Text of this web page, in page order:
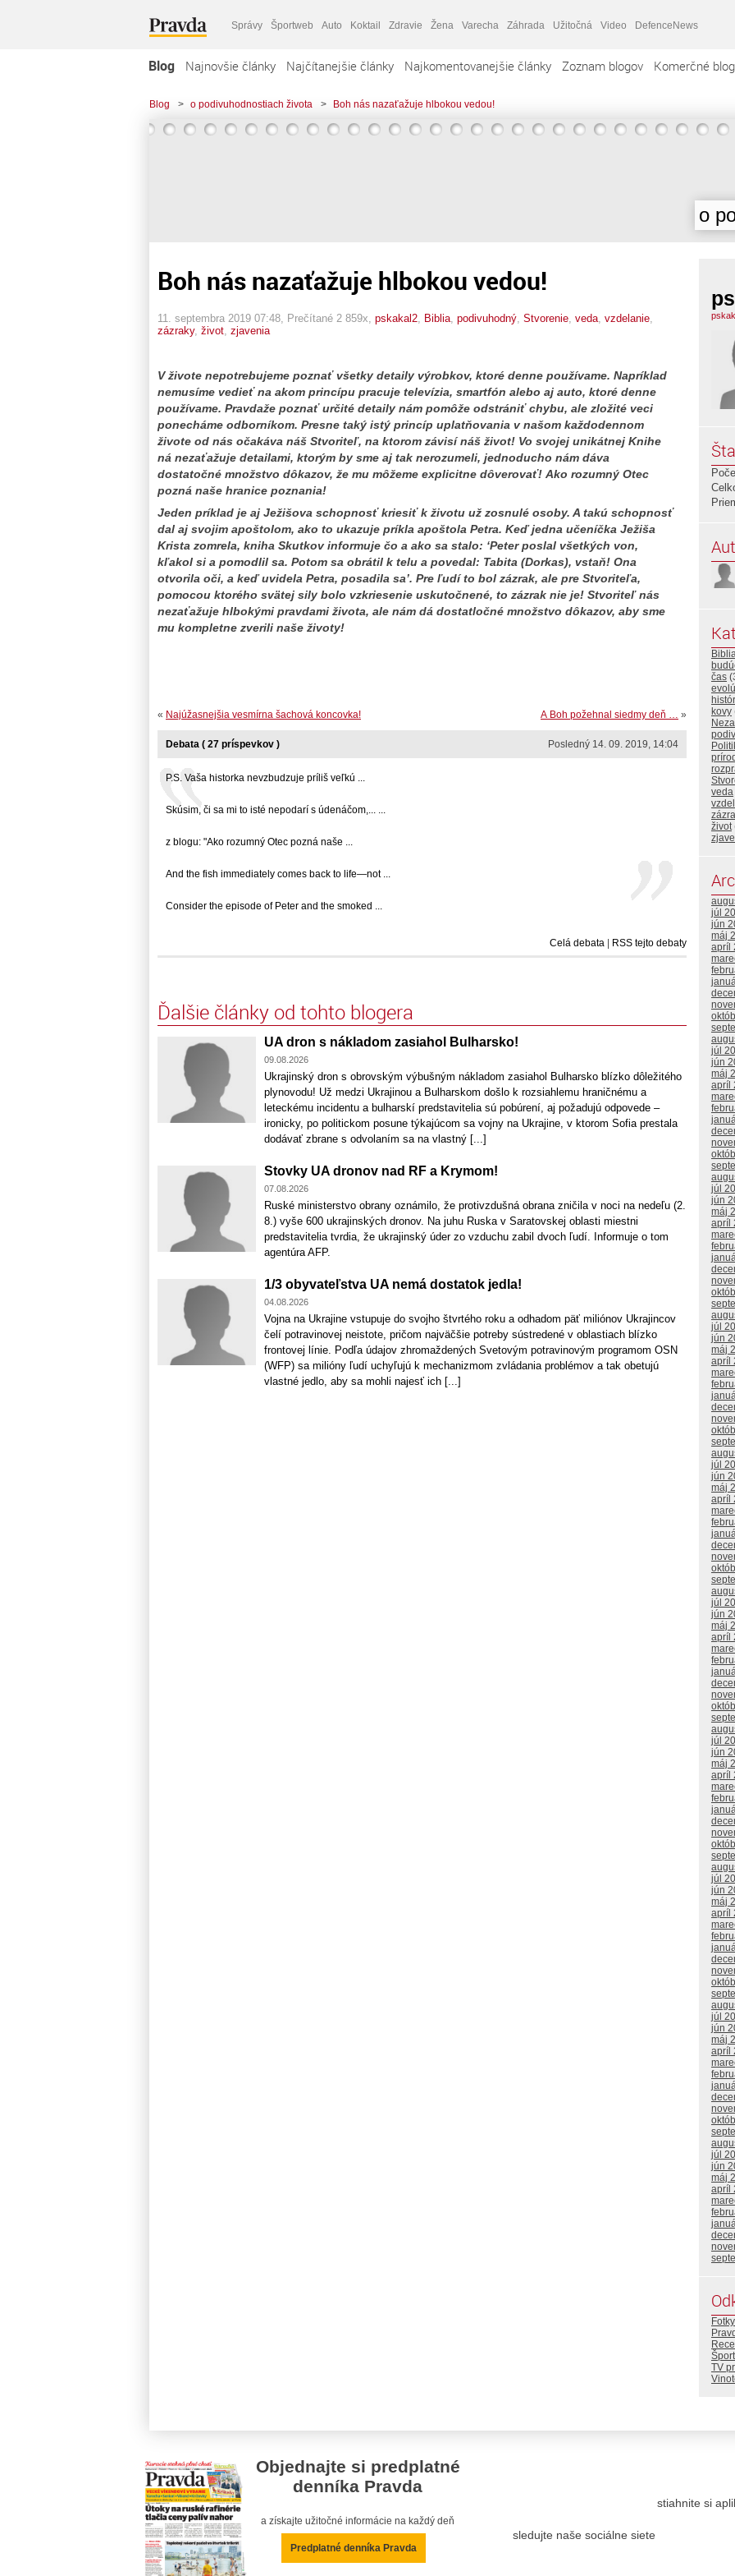
Správy Športweb Auto Koktail Zdravie Žena Varecha Záhrada Užitočná Video DefenceNews
Blog Najnovšie články Najčítanejšie články Najkomentovanejšie články Zoznam blogov Komerčné
Blog > o podivuhodnostiach života > Boh nás nazaťažuje hlbokou vedou!
o
Boh nás nazaťažuje hlbokou vedou!
11. septembra 2019 07:48 , Prečítané 2 859x, pskakal2 Biblia podivuhodný Stvorenie veda vzdelanie
zázraky, život zjavenia
V živote nepotrebujeme poznať všetky detaily výrobkov, ktoré denne používame. Napríklad
nemusíme vedieť na akom princípu pracuje televízia, smartfón alebo aj auto, ktoré denne
používame. Pravdaže poznať určité detaily nám pomôže odstrániť chybu, ale zložité veci
ponecháme odborníkom. Presne taký istý princíp uplatňovania v našom každodennom
živote od nás očakáva náš Stvoriteľ, na ktorom závisí náš život! Vo svojej unikátnej Knihe
ná nezaťažuje detailami, ktorým by sme aj tak nerozumeli, jednoducho nám dáva
dostatočné množstvo dôkazov, že mu môžeme explicitne dôverovať! Ako rozumný Otec
pozná naše hranice poznania!
Jeden príklad je aj Ježišova schopnosť kriesiť k životu už zosnulé osoby. A takú schopnosť
dal aj svojim apoštolom, ako to ukazuje príkla apoštola Petra. Keď jedna učeníčka Ježiša
Krista zomrela, kniha Skutkov informuje čo a ako sa stalo: ‘Peter poslal všetkých von,
kľakol si a pomodlil sa. Potom sa obrátil k telu a povedal: Tabita (Dorkas), vstaň! Ona
otvorila oči, a keď uvidela Petra, posadila sa’. Pre ľudí to bol zázrak, ale pre Stvoriteľa,
pomocou ktorého svätej sily bolo vzkriesenie uskutočnené, to zázrak nie je! Stvoriteľ nás
nezaťažuje hlbokými pravdami života, ale nám dá dostatločné množstvo dôkazov, aby sme
mu kompletne zverili naše životy!
A Boh požehnal siedmy deň … »
« Najúžasnejšia vesmírna šachová koncovka!
Posledný 14. 09. 2019, 14:04
Debata ( 27 príspevkov )
P.S. Vaša historka nevzbudzuje príliš veľkú ...
Skúsim, či sa mi to isté nepodarí s údenáčom,... ...
z blogu: "Ako rozumný Otec pozná naše ...
And the fish immediately comes back to life—not ...
Consider the episode of Peter and the smoked ...
Celá debata RSS tejto debaty
Ďalšie články od tohto blogera
UA dron s nákladom zasiahol Bulharsko!
09.08.2026
Ukrajinský dron s obrovským výbušným nákladom zasiahol Bulharsko blízko dôležitého
plynovodu! Už medzi Ukrajinou a Bulharskom došlo k rozsiahlemu hraničnému a
leteckému incidentu a bulharskí predstavitelia sú pobúrení, aj požadujú odpovede –
ironicky, po politickom posune týkajúcom sa vojny na Ukrajine, v ktorom Sofia prestala
dodávať zbrane s odvolaním sa na vlastný [...]
Stovky UA dronov nad RF a Krymom!
07.08.2026
Ruské ministerstvo obrany oznámilo, že protivzdušná obrana zničila v noci na nedeľu (2.
8.) vyše 600 ukrajinských dronov. Na juhu Ruska v Saratovskej oblasti miestni
predstavitelia tvrdia, že ukrajinský úder zo vzduchu zabil dvoch ľudí. Informuje o tom
agentúra AFP.
1/3 obyvateľstva UA nemá dostatok jedla!
04.08.2026
Vojna na Ukrajine vstupuje do svojho štvrtého roku a odhadom päť miliónov Ukrajincov
čelí potravinovej neistote, pričom najväčšie potreby sústredené v oblastiach blízko
frontovej línie. Podľa údajov zhromaždených Svetovým potravinovým programom OSN
(WFP) sa milióny ľudí uchyľujú k mechanizmom zvládania problémov a tak obetujú
vlastné jedlo, aby sa mohli najesť ich [...]
čas
kovy
veda
život
júl
jún
máj
apríl
júl
jún
máj
apríl
júl
jún
máj
apríl
júl
jún
máj
apríl
júl
jún
máj
apríl
júl
jún
máj
apríl
júl
jún
máj
apríl
júl
jún
máj
apríl
júl
jún
máj
apríl
júl
jún
máj
apríl
Fotky
Šport
TV
Objednajte si predplatné
denníka Pravda
a získajte užitočné informácie na každý deň
Predplatné denníka Pravda
sledujte naše sociálne siete
stiahnite si